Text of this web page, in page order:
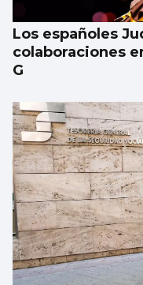
Los españoles
colaboraciones
G